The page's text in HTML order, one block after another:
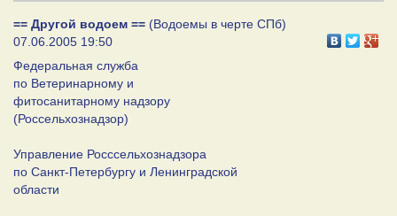
== Другой водоем == (Водоемы в черте СПб)
07.06.2005 19:50
Федеральная служба
по Ветеринарному и
фитосанитарному надзору
(Россельхознадзор)
Управление Росссельхознадзора
по Санкт-Петербургу и Ленинградской
области